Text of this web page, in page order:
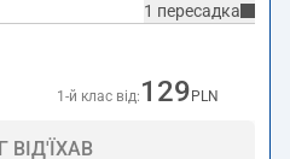
1 пересадка
1-й клас від: 129 PLN
ВІД'ЇХАВ